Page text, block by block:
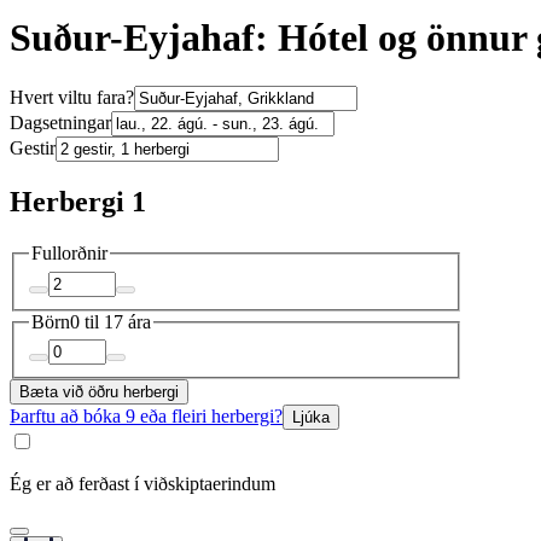
Suður-Eyjahaf: Hótel og önnur
Hvert viltu fara?
Dagsetningar
Gestir
Herbergi 1
Fullorðnir
Börn0 til 17 ára
Bæta við öðru herbergi
Þarftu að bóka 9 eða fleiri herbergi? Ljúka
Ég er að ferðast í viðskiptaerindum